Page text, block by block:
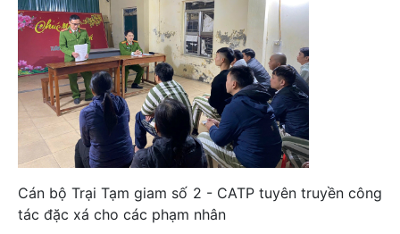
Cán bộ Trại Tạm giam số 2 - CATP tuyên truyền công
tác đặc xá cho các phạm nhân